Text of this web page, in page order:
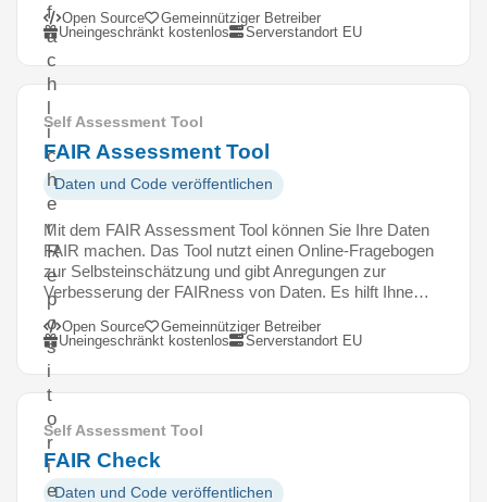
f
a
c
h
l
i
c
h
e
r
R
e
p
o
s
i
t
o
r
i
e
Open Source
Gemeinnütziger Betreiber
Uneingeschränkt kostenlos
Serverstandort EU
Self Assessment Tool
FAIR Assessment Tool
Daten und Code veröffentlichen
Mit dem FAIR Assessment Tool können Sie Ihre Daten
FAIR machen. Das Tool nutzt einen Online-Fragebogen
zur Selbsteinschätzung und gibt Anregungen zur
Verbesserung der FAIRness von Daten. Es hilft Ihne…
Open Source
Gemeinnütziger Betreiber
Uneingeschränkt kostenlos
Serverstandort EU
Self Assessment Tool
FAIR Check
Daten und Code veröffentlichen